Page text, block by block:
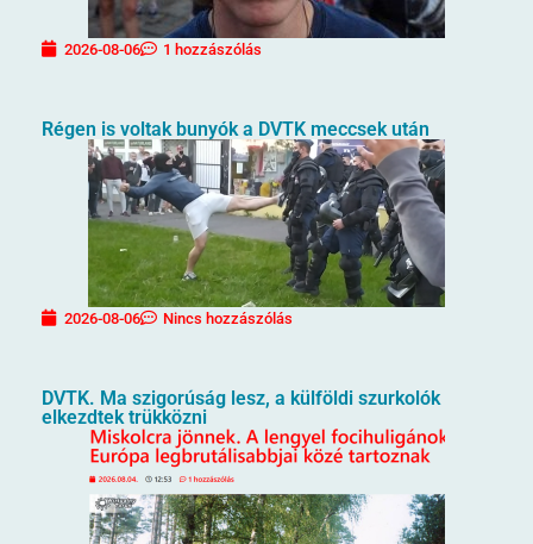
2026-08-06 1 hozzászólás
Régen is voltak bunyók a DVTK meccsek után
2026-08-06 Nincs hozzászólás
DVTK. Ma szigorúság lesz, a külföldi szurkolók
elkezdtek trükközni